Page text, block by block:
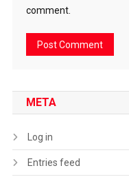
comment.
META
Log in
Entries feed